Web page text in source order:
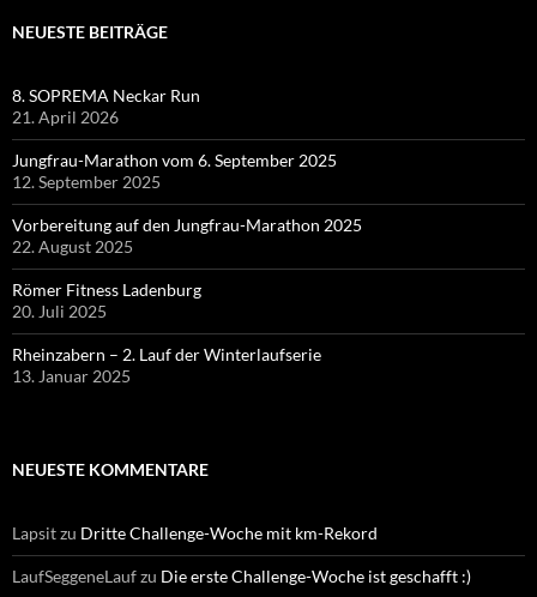
NEUESTE BEITRÄGE
8. SOPREMA Neckar Run
21. April 2026
Jungfrau-Marathon vom 6. September 2025
12. September 2025
Vorbereitung auf den Jungfrau-Marathon 2025
22. August 2025
Römer Fitness Ladenburg
20. Juli 2025
Rheinzabern – 2. Lauf der Winterlaufserie
13. Januar 2025
NEUESTE KOMMENTARE
Lapsitzu Dritte Challenge-Woche mit km-Rekord
LaufSeggeneLaufzu Die erste Challenge-Woche ist geschafft :)